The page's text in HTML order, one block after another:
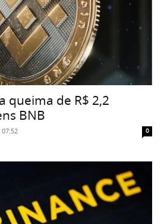
queima de R$ 2,2
BNB
0